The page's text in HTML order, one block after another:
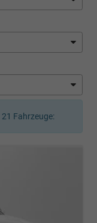
21 Fahrzeuge: